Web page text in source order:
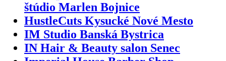
štúdio Marlen Bojnice
HustleCuts Kysucké Nové Mesto
IM Studio Banská Bystrica
IN Hair & Beauty salon Senec